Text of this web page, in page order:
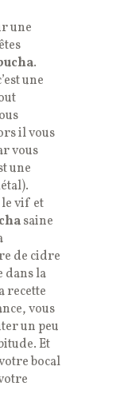
une
.
une
il vous
vous
une
vif et
saine
de cidre
dans la
recette
vous
un peu
Et
bocal